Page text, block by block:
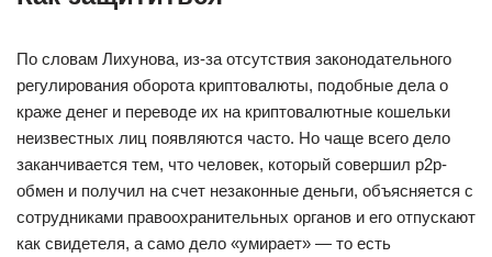
По словам Лихунова, из-за отсутствия законодательного
регулирования оборота криптовалюты, подобные дела о
краже денег и переводе их на криптовалютные кошельки
неизвестных лиц появляются часто. Но чаще всего дело
заканчивается тем, что человек, который совершил p2p-
обмен и получил на счет незаконные деньги, объясняется с
сотрудниками правоохранительных органов и его отпускают
как свидетеля, а само дело «умирает» — то есть